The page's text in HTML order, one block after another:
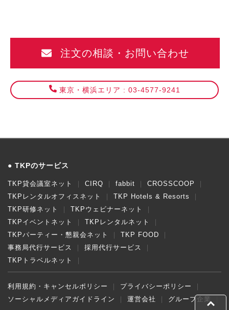
注文の相談・お問い合わせ
東京・横浜エリア : 03-4577-9241
TKPのサービス
TKP貸会議室ネット CIRQ fabbit
CROSSCOOP
TKPレンタルオフィスネット
TKP Hotels & Resorts
TKP研修ネット
TKPウェビナーネット
TKPイベントネット
TKPレンタルネット
TKPパーティー・懇親会ネット
TKP FOOD
事務局代行サービス
採用代行サービス
TKPトラベルネット
利用規約・キャンセルポリシー
プライバシーポリシー
ソーシャルメディアガイドライン
運営会社 グループ企業